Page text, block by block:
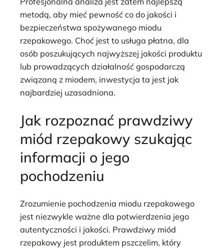
metodą, aby mieć pewność co do jakości i
bezpieczeństwa spożywanego miodu
rzepakowego. Choć jest to usługa płatna, dla
osób poszukujących najwyższej jakości produktu
lub prowadzących działalność gospodarczą
związaną z miodem, inwestycja ta jest jak
najbardziej uzasadniona.
Jak rozpoznać prawdziwy
miód rzepakowy szukając
informacji o jego
pochodzeniu
Zrozumienie pochodzenia miodu rzepakowego
jest niezwykle ważne dla potwierdzenia jego
autentyczności i jakości. Prawdziwy miód
rzepakowy jest produktem pszczelim, który